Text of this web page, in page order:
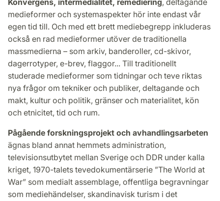
Konvergens, intermedialitet, remediering, deltagande
medieformer och systemaspekter hör inte endast vår
egen tid till. Och med ett brett mediebegrepp inkluderas
också en rad medieformer utöver de traditionella
massmedierna – som arkiv, banderoller, cd-skivor,
dagerrotyper, e-brev, flaggor... Till traditionellt
studerade medieformer som tidningar och teve riktas
nya frågor om tekniker och publiker, deltagande och
makt, kultur och politik, gränser och materialitet, kön
och etnicitet, tid och rum.
Pågående forskningsprojekt och avhandlingsarbeten
ägnas bland annat hemmets administration,
televisionsutbytet mellan Sverige och DDR under kalla
kriget, 1970-talets tevedokumentärserie ”The World at
War” som medialt assemblage, offentliga begravningar
som mediehändelser, skandinavisk turism i det